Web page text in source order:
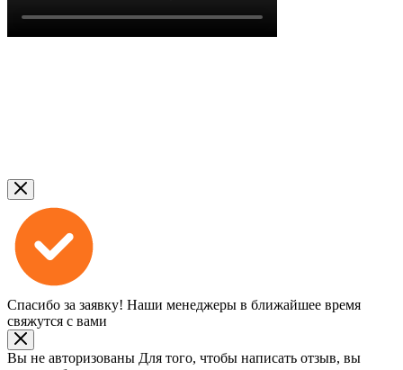
Спасибо за заявку! Наши менеджеры в ближайшее время
свяжутся с вами
Вы не авторизованы Для того, чтобы написать отзыв, вы